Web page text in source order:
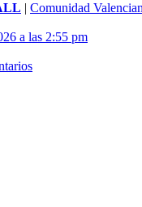
| Comunidad
a las 2:55 pm